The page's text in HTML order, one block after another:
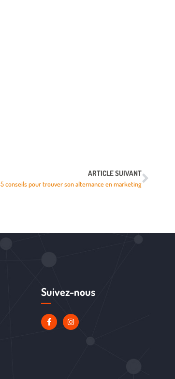
ARTICLE SUIVANT
5 conseils pour trouver son alternance en marketing
Suivez-nous